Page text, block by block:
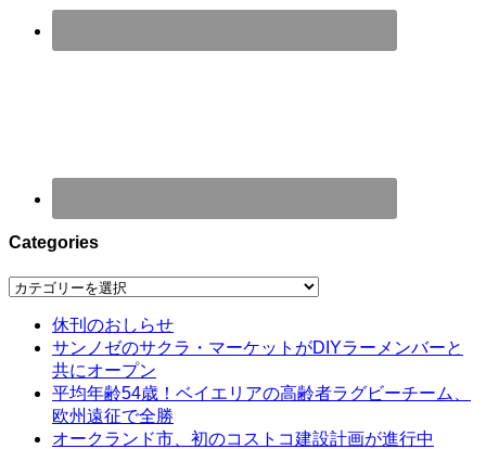
Categories
Categories
休刊のおしらせ
サンノゼのサクラ・マーケットがDIYラーメンバーと
共にオープン
平均年齢54歳！ベイエリアの高齢者ラグビーチーム、
欧州遠征で全勝
オークランド市、初のコストコ建設計画が進行中